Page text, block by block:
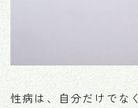
性病は、自分だけでなく